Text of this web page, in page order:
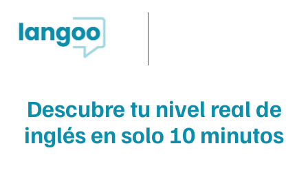
Descubre tu nivel real de
inglés en solo 10 minutos